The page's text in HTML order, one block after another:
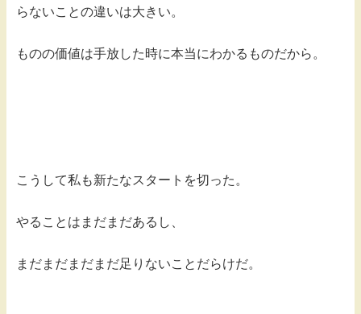
らないことの違いは大きい。
ものの価値は手放した時に本当にわかるものだから。
こうして私も新たなスタートを切った。
やることはまだまだあるし、
まだまだまだまだ足りないことだらけだ。